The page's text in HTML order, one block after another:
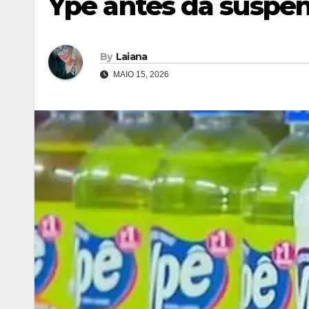
By Laiana
MAIO 15, 2026